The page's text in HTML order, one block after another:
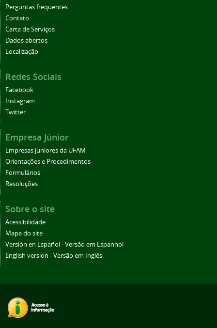
Perguntas frequentes
Contato
Carta de Serviços
Dados abertos
Localização
Redes Sociais
Facebook
Instagram
Twitter
Empresa Júnior
Empresas juniores da UFAM
Orientações e Procedimentos
Formulários
Resoluções
Sobre o site
Acessibilidade
Mapa do site
Versión en Español - Versão em Espanhol
English version - Versão em Inglês